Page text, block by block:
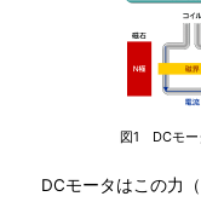
図1 DCモー
DCモータはこの力